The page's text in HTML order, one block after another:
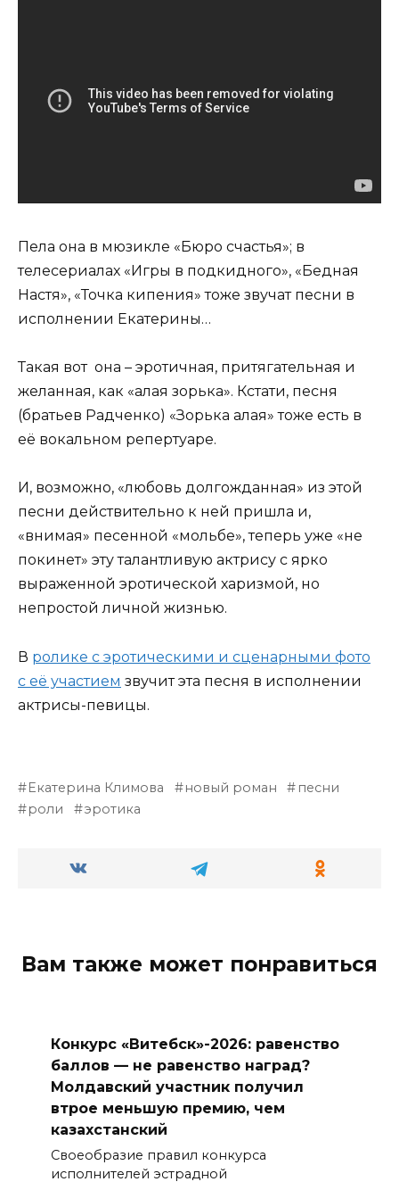
Пела она в мюзикле «Бюро счастья»; в
телесериалах «Игры в подкидного», «Бедная
Настя», «Точка кипения» тоже звучат песни в
исполнении Екатерины…
Такая вот она – эротичная, притягательная и
желанная, как «алая зорька». Кстати, песня
(братьев Радченко) «Зорька алая» тоже есть в
её вокальном репертуаре.
И, возможно, «любовь долгожданная» из этой
песни действительно к ней пришла и,
«внимая» песенной «мольбе», теперь уже «не
покинет» эту талантливую актрису с ярко
выраженной эротической харизмой, но
непростой личной жизнью.
В ролике с эротическими и сценарными фото
с её участием звучит эта песня в исполнении
актрисы-певицы.
Екатерина Климова новый роман
песни
роли
эротика
Вам также может понравиться
Конкурс «Витебск»-2026: равенство
баллов — не равенство наград?
Молдавский участник получил
втрое меньшую премию, чем
казахстанский
Своеобразие правил конкурса
исполнителей эстрадной